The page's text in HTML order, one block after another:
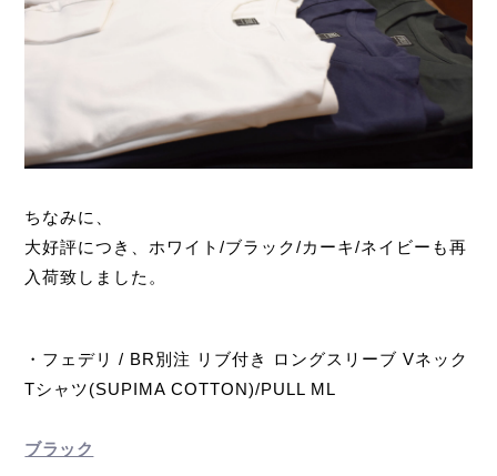
ちなみに、
大好評につき、ホワイト/ブラック/カーキ/ネイビーも再
入荷致しました。
・フェデリ / BR別注 リブ付き ロングスリーブ Vネック
Tシャツ(SUPIMA COTTON)/PULL ML
ブラック